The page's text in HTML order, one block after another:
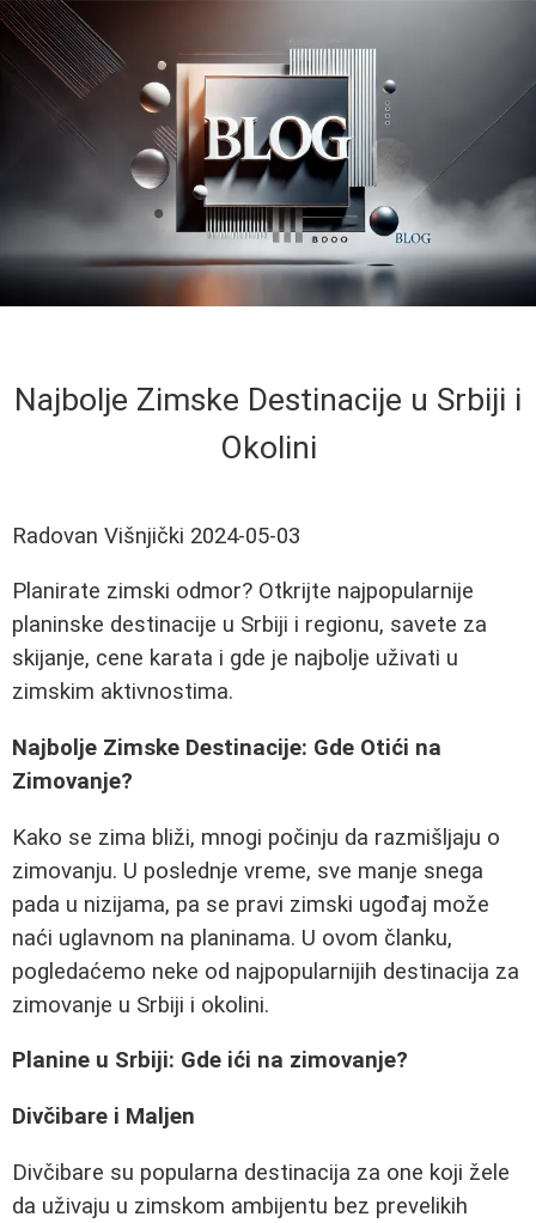
Najbolje Zimske Destinacije u Srbiji i
Okolini
Radovan Višnjički 2024-05-03
Planirate zimski odmor? Otkrijte najpopularnije
planinske destinacije u Srbiji i regionu, savete za
skijanje, cene karata i gde je najbolje uživati u
zimskim aktivnostima.
Najbolje Zimske Destinacije: Gde Otići na
Zimovanje?
Kako se zima bliži, mnogi počinju da razmišljaju o
zimovanju. U poslednje vreme, sve manje snega
pada u nizijama, pa se pravi zimski ugođaj može
naći uglavnom na planinama. U ovom članku,
pogledaćemo neke od najpopularnijih destinacija za
zimovanje u Srbiji i okolini.
Planine u Srbiji: Gde ići na zimovanje?
Divčibare i Maljen
Divčibare su popularna destinacija za one koji žele
da uživaju u zimskom ambijentu bez prevelikih